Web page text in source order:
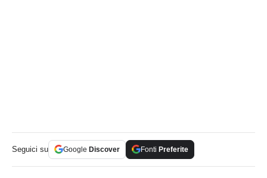
Seguici su Google Discover Fonti Preferite